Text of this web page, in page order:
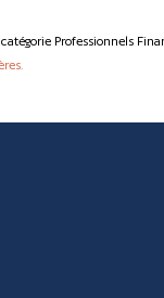
Professionnels